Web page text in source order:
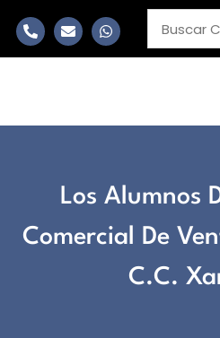
Los Alumnos
Comercial De
C.C.